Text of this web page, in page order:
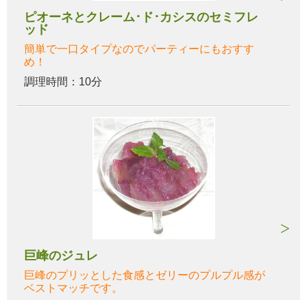
ピオーネとクレーム･ド･カシスのセミフレ
ッド
簡単で一口タイプなのでパーティーにもおすす
め！
調理時間：10分
巨峰のジュレ
巨峰のプリッとした食感とゼリーのプルプル感が
ベストマッチです。